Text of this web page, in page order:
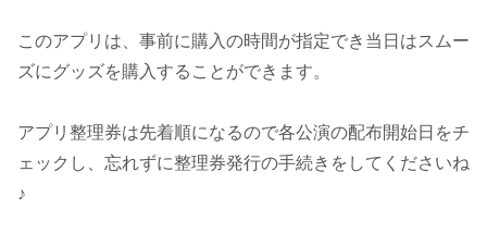
このアプリは、事前に購入の時間が指定でき当日はスムー
ズにグッズを購入することができます。
アプリ整理券は先着順になるので各公演の配布開始日をチ
ェックし、忘れずに整理券発行の手続きをしてくださいね
♪